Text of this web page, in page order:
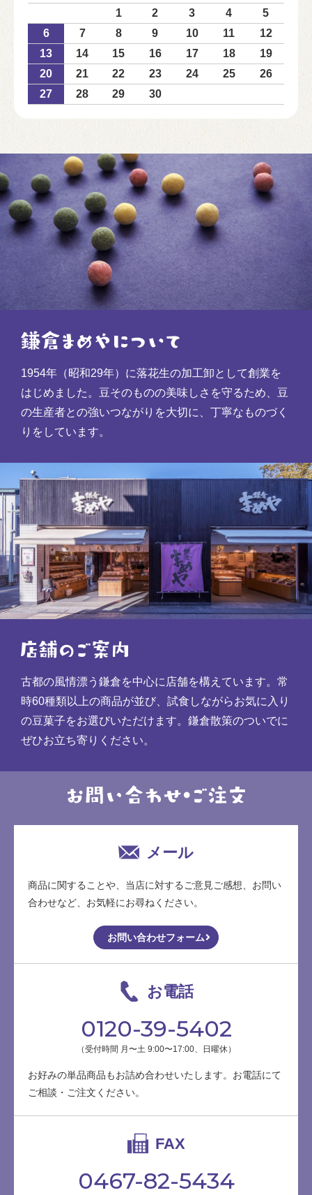
1
2 3 4
5
6
7 8 9 10 11
12
13
14 15 16 17 18
19
20
21 22 23 24 25
26
27
28 29 30
1954年（昭和29年）に落花生の加工卸として創業を
はじめました。豆そのものの美味しさを守るため、豆
の生産者との強いつながりを大切に、丁寧なものづく
りをしています。
古都の風情漂う鎌倉を中心に店舗を構えています。常
時60種類以上の商品が並び、試食しながらお気に入り
の豆菓子をお選びいただけます。鎌倉散策のついでに
ぜひお立ち寄りください。
メール
商品に関することや、当店に対するご意見ご感想、お問い
合わせなど、お気軽にお尋ねください。
お問い合わせフォーム
お電話
0120-39-5402
（受付時間 月〜土 9:00〜17:00、日曜休）
お好みの単品商品もお詰め合わせいたします。お電話にて
ご相談・ご注文ください。
FAX
0467-82-5434